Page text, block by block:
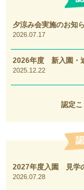
夕涼み会実施のお知
2026.07.17
2026年度 新入園・
2025.12.22
認定
2027年度入園 見学
2026.07.28